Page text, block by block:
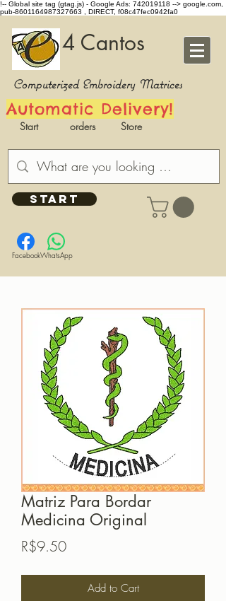
!-- Global site tag (gtag.js) - Google Ads: 742019118 --> google.com,
pub-8601164987327663 , DIRECT, f08c47fec0942fa0
4 Cantos
Computerized Embroidery Matrices
Automatic Delivery!
Start orders Store
START
FacebookWhatsApp
Matriz Para Bordar
Medicina Original
R$9.50Price
Add to Cart